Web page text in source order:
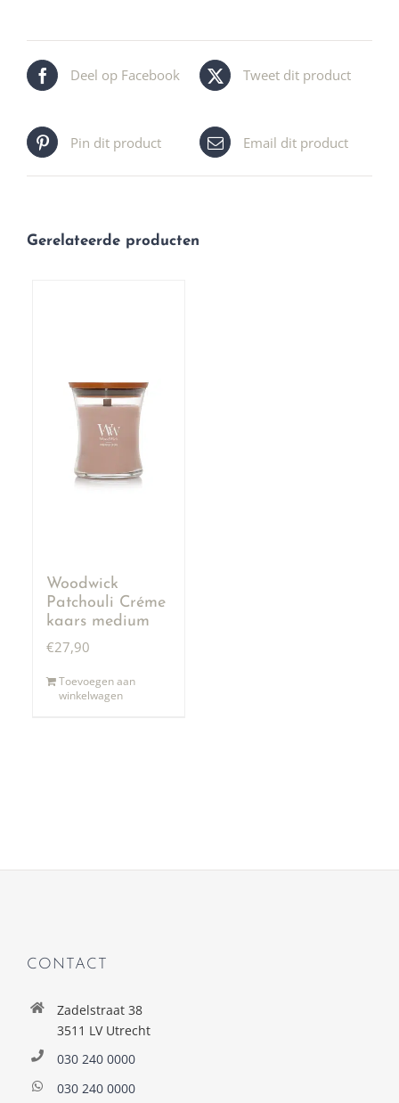
Deel op Facebook Tweet dit product
Pin dit product Email dit product
Gerelateerde producten
Woodwick
Patchouli Créme
kaars medium
€27,90
Toevoegen aan
winkelwagen
CONTACT
Zadelstraat 38
3511 LV Utrecht
030 240 0000
030 240 0000